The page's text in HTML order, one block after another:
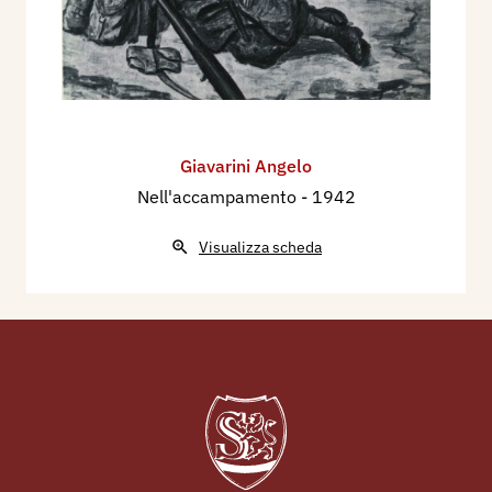
Giavarini Angelo
Nell'accampamento - 1942
Visualizza scheda